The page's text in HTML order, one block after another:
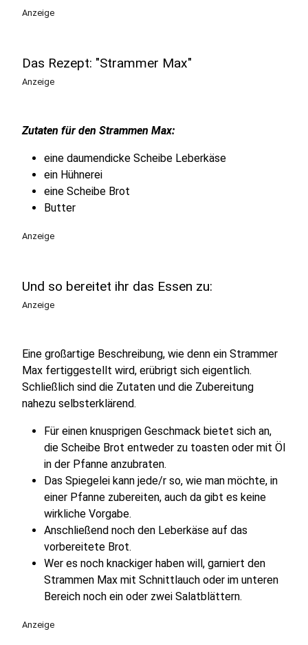
Anzeige
Das Rezept: "Strammer Max"
Anzeige
Zutaten für den Strammen Max:
eine daumendicke Scheibe Leberkäse
ein Hühnerei
eine Scheibe Brot
Butter
Anzeige
Und so bereitet ihr das Essen zu:
Anzeige
Eine großartige Beschreibung, wie denn ein Strammer
Max fertiggestellt wird, erübrigt sich eigentlich.
Schließlich sind die Zutaten und die Zubereitung
nahezu selbsterklärend.
Für einen knusprigen Geschmack bietet sich an,
die Scheibe Brot entweder zu toasten oder mit Öl
in der Pfanne anzubraten.
Das Spiegelei kann jede/r so, wie man möchte, in
einer Pfanne zubereiten, auch da gibt es keine
wirkliche Vorgabe.
Anschließend noch den Leberkäse auf das
vorbereitete Brot.
Wer es noch knackiger haben will, garniert den
Strammen Max mit Schnittlauch oder im unteren
Bereich noch ein oder zwei Salatblättern.
Anzeige